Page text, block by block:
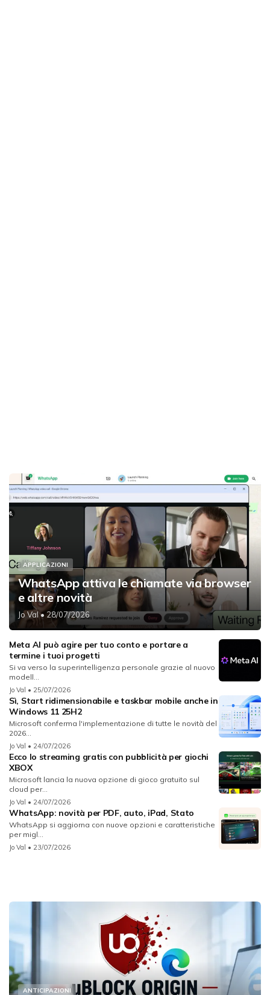
APPLICAZIONI
WhatsApp attiva le chiamate via browser
e altre novità
Jo Val• 28/07/2026
Meta AI può agire per tuo conto e portare a
termine i tuoi progetti
Si va verso la superintelligenza personale grazie al nuovo
modell...
Jo Val • 25/07/2026
Sì, Start ridimensionabile e taskbar mobile anche in
Windows 11 25H2
Microsoft conferma l'implementazione di tutte le novità del
2026...
Jo Val • 24/07/2026
Ecco lo streaming gratis con pubblicità per giochi
XBOX
Microsoft lancia la nuova opzione di gioco gratuito sul
cloud per...
Jo Val • 24/07/2026
WhatsApp: novità per PDF, auto, iPad, Stato
WhatsApp si aggiorna con nuove opzioni e caratteristiche
per migl...
Jo Val • 23/07/2026
ANTICIPAZIONI